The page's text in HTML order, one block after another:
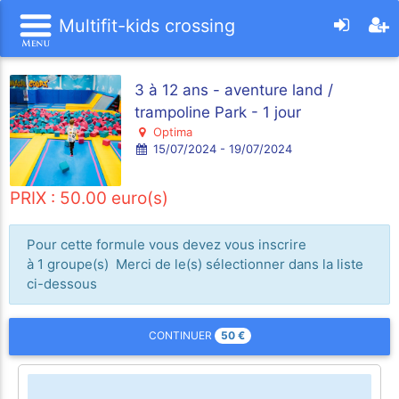
Multifit-kids crossing
3 à 12 ans - aventure land /
trampoline Park - 1 jour
Optima
15/07/2024 - 19/07/2024
PRIX : 50.00 euro(s)
Pour cette formule vous devez vous inscrire
à 1 groupe(s) Merci de le(s) sélectionner dans la liste
ci-dessous
CONTINUER 50 €